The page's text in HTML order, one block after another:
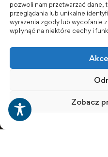
pozwoli nam przetwarzać dane,
przeglądania lub unikalne
wyrażenia zgody lub wycofanie
wpłynąć na niektóre cechy i
Zobacz
BIP - Biuletyn Informacji